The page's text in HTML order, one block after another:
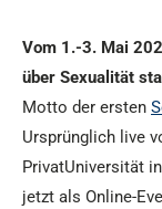
Vom 1.-3. Mai
über Sexualität
Motto der ersten
Ursprünglich live
PrivatUniversität
jetzt als Online-